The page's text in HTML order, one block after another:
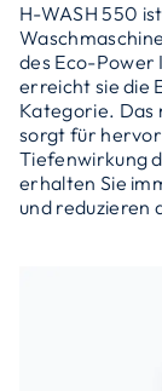
H-WASH 550
des Eco-
erreicht sie die
Kategorie. Das
sorgt für
Tiefenwirkung
erhalten Sie
und reduzieren